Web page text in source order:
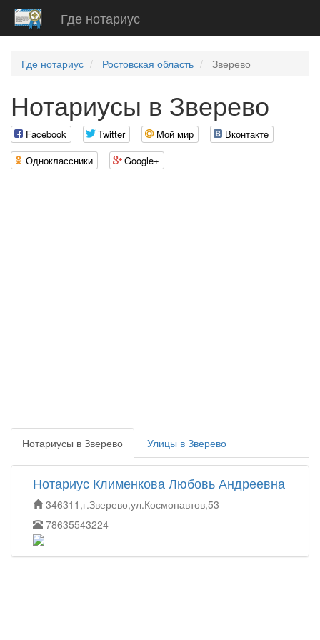
Где нотариус
Где нотариус Ростовская область Зверево
Нотариусы в Зверево
Facebook Twitter Мой мир
Вконтакте
Одноклассники
Google+
Нотариусы в Зверево Улицы в Зверево
Нотариус Клименкова Любовь Андреевна
346311,г.Зверево,ул.Космонавтов,53
78635543224